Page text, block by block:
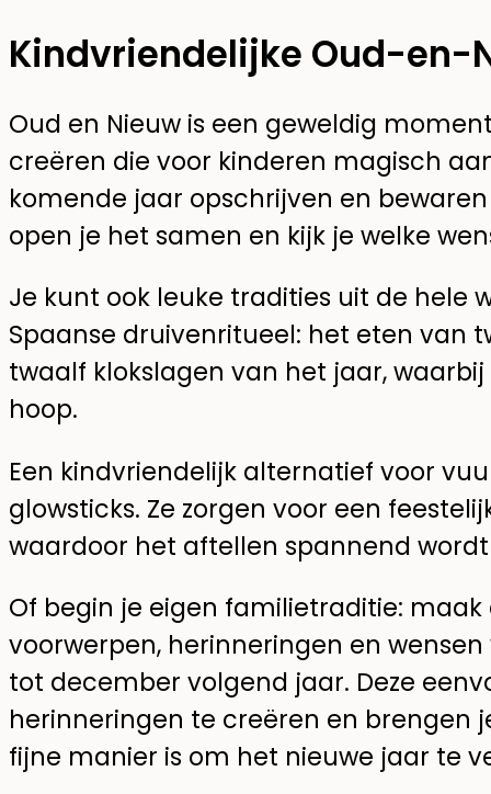
Kindvriendelijke Oud-en-
Oud en Nieuw is een geweldig
creëren die voor kinderen magisch
komende jaar opschrijven en
open je het samen en kijk je welke
Je kunt ook leuke tradities uit de hele
Spaanse druivenritueel: het eten van
twaalf klokslagen van het jaar,
hoop.
Een kindvriendelijk alternatief voor
glowsticks. Ze zorgen voor een
waardoor het aftellen spannend
Of begin je eigen familietraditie:
voorwerpen, herinneringen en
tot december volgend jaar. Deze
herinneringen te creëren en brengen
fijne manier is om het nieuwe jaar te